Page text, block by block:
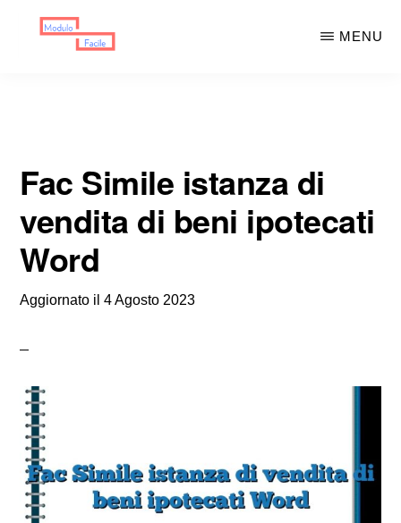
MENU
Fac Simile istanza di
vendita di beni ipotecati
Word
Aggiornato il4 Agosto 2023